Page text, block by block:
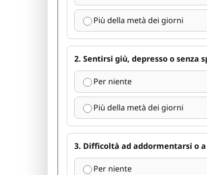
Più della metà dei giorni
2. Sentirsi giù, depresso o senza
Per niente
Più della metà dei giorni
3. Difficoltà ad addormentarsi o
Per niente